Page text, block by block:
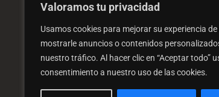
Valoramos tu privacidad
Usamos cookies para mejorar su experiencia
mostrarle anuncios o contenidos
nuestro tráfico. Al hacer clic en “Aceptar todo”
consentimiento a nuestro uso de las cookies.
Información Legal